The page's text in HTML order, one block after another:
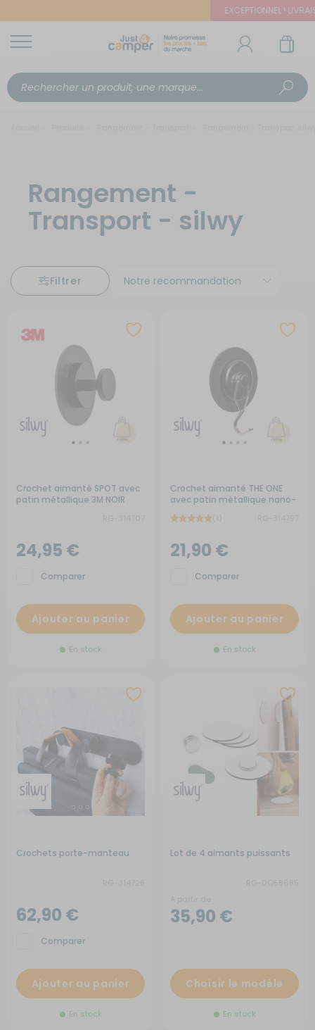
EXCEPTIONNEL !
Rangement -
Transport - silwy
Filtrer
Crochet aimanté SPOT avec
patin métallique 3M NOIR
24,95 €
Comparer
Ajouter au panier
En stock
Crochet aimanté THE ONE
avec patin métallique nano-
21,90 €
Comparer
Ajouter au panier
En stock
Crochets porte-manteau
62,90 €
Comparer
Ajouter au panier
En stock
Lot de 4 aimants puissants
35,90 €
Choisir le modèle
En stock